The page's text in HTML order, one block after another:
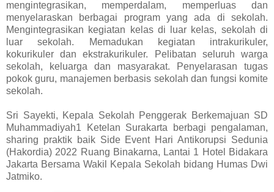
mengintegrasikan, memperdalam, memperluas dan
menyelaraskan berbagai program yang ada di sekolah.
Mengintegrasikan kegiatan kelas di luar kelas, sekolah di
luar sekolah. Memadukan kegiatan intrakurikuler,
kokurikuler dan ekstrakurikuler. Pelibatan seluruh warga
sekolah, keluarga dan masyarakat. Penyelarasan tugas
pokok guru, manajemen berbasis sekolah dan fungsi komite
sekolah.
Sri Sayekti, Kepala Sekolah Penggerak Berkemajuan SD
Muhammadiyah1 Ketelan Surakarta berbagi pengalaman,
sharing praktik baik Side Event Hari Antikorupsi Sedunia
(Hakordia) 2022 Ruang Binakarna, Lantai 1 Hotel Bidakara
Jakarta Bersama Wakil Kepala Sekolah bidang Humas Dwi
Jatmiko.